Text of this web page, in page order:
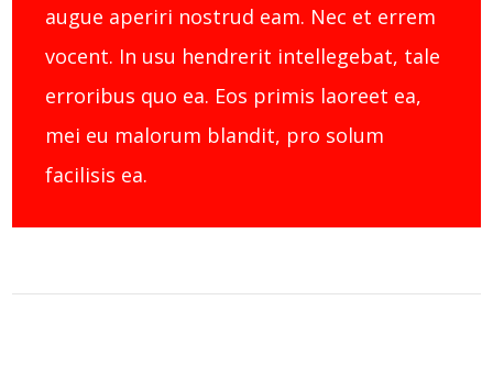
augue aperiri nostrud eam. Nec et errem
vocent. In usu hendrerit intellegebat, tale
erroribus quo ea. Eos primis laoreet ea,
mei eu malorum blandit, pro solum
facilisis ea.